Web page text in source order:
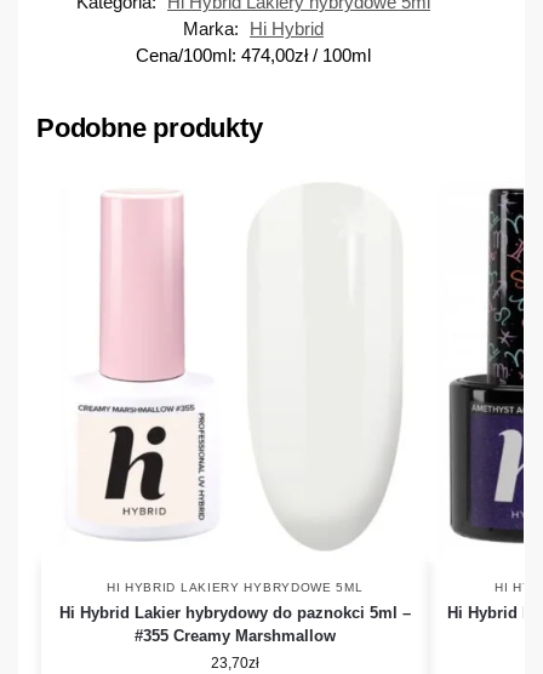
Marka:
Hi Hybrid
Cena/100ml: 474,00zł/ 100ml
Podobne produkty
HI HYBRID LAKIERY HYBRYDOWE 5ML
Hi Hybrid Lakier hybrydowy do paznokci 5ml –
#355 Creamy Marshmallow
23,70zł
HI
Hi Hybrid